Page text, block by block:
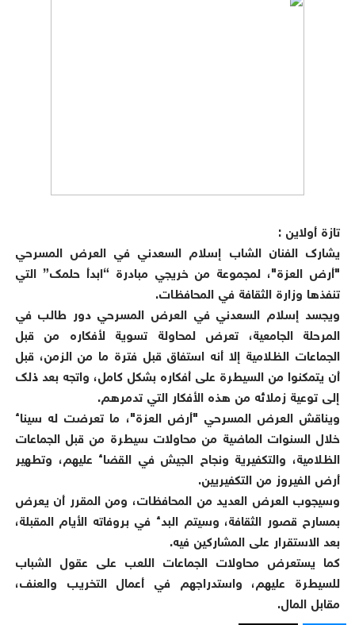
تازة أولاين :
يشارك الفنان الشاب إسلام السعدني في العرض المسرحي
"أرض العزة"، لمجموعة من خريجي مبادرة “ابدأ حلمك” التي
تنفذها وزارة الثقافة في المحافظات.
ويجسد إسلام السعدني في العرض المسرحي دور طالب في
المرحلة الجامعية، تعرض لمحاولة تسوية لأفكاره من قبل
الجماعات الظلامية إلا أنه استفاق قبل فترة ما من الزمن، قبل
أن يتمكنوا من السيطرة على أفكاره بشكل كامل، واتجه بعد ذلك
إلى توعية زملائه من هذه الأفكار التي تدمرهم.
ويناقش العرض المسرحي "أرض العزة"، ما تعرضت له سيناء
خلال السنوات الماضية من محاولات سيطرة من قبل الجماعات
الظلامية، والتكفيرية ونجاح الجيش في القضاء عليهم، وتطهير
أرض الفيروز من التكفيريين.
وسيجوب العرض العديد من المحافظات، ومن المقرر أن يعرض
بمسارح قصور الثقافة، وسيتم البدء في بروفاته الأيام المقبلة،
بعد الاستقرار على المشاركين فيه.
كما يستعرض محاولات الجماعات اللعب على عقول الشباب
للسيطرة عليهم، واستدراجهم في أعمال التخريب والعنف،
مقابل المال.